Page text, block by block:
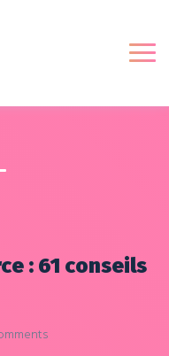
: 61 conseils